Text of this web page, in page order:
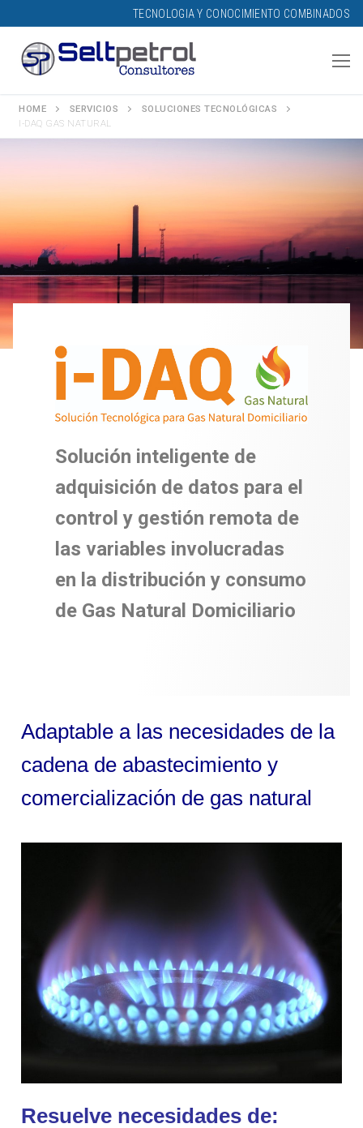
TECNOLOGIA Y CONOCIMIENTO COMBINADOS
HOME SERVICIOS
SOLUCIONES TECNOLÓGICAS
I-DAQ GAS NATURAL
Solución inteligente de
adquisición de datos para el
control y gestión remota de
las variables involucradas
en la distribución y consumo
de Gas Natural Domiciliario
Adaptable a las necesidades de la
cadena de abastecimiento y
comercialización de gas natural
Resuelve necesidades de: